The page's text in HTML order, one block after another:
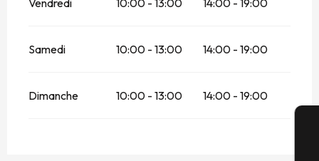
Samedi 10:00 - 13:00 14:00 - 19:00
Dimanche 10:00 - 13:00 14:00 - 19:00